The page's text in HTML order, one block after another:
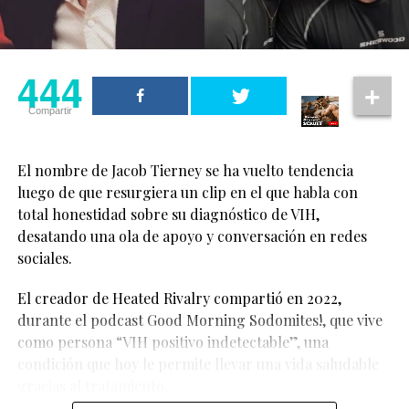
con seguridad y dignidad.
444
Compartir
aparentemente
heterosexuales siendo
dos personas queer, y
aun así contar una
cercanía”, comentó.
“Hay algo realmente
especial en eso”, añadió
la actriz.
Las declaraciones de Cynthia Erivo han sido celebradas
dentro de grandes producciones comerciales.
El tema no llega solo: “RUNWAY” forma parte del
soundtrack de
The Devil Wears Prada 2, y suena durante
444
Compartir
El nombre de Jacob Tierney se ha vuelto tendencia
luego de que resurgiera un clip en el que habla con
total honestidad sobre su diagnóstico de VIH,
desatando una ola de apoyo y conversación en redes
sociales.
El creador de Heated Rivalry compartió en 2022,
durante el podcast Good Morning Sodomites!, que vive
como persona “VIH positivo indetectable”, una